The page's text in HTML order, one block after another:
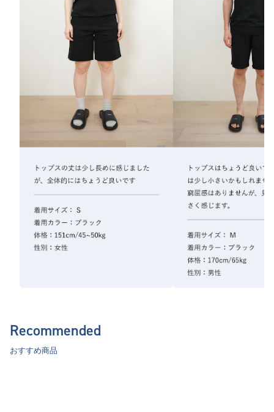
Recommended
おすすめ商品